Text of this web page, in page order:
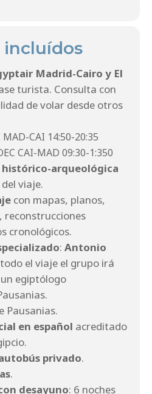
incluídos
Madrid-Cairo y El
turista. Consulta con
de volar desde otros
MAD-CAI 14:50-20:35
CAI-MAD 09:30-1:350
arqueológica
viaje.
con mapas, planos,
reconstrucciones
cronológicos.
:Antonio
el viaje el grupo irá
egiptólogo
Pausanias.
en español acreditado
privado.
.
desayuno: 6 noches